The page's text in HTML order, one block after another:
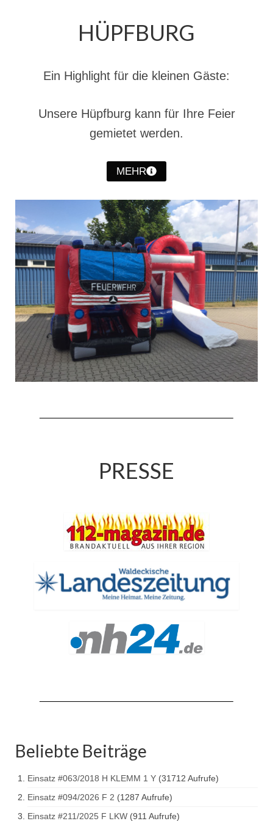
24.03.17 Übergabe ELW
2015 LF 16 „verlässt“ Feuerwehr
historische Fotos
Jahresrückblicke
Jahresrückblick 2016
Jahresrückblick 2017
Jahresrückblick 2018
Jahresrückblick 2019
Jahresrückblick 2020
Jahresrückblick 2021
Jahresrückblick 2022
Jahresrückblick 2023
Tag der offenen Tür 2022
HÜPFBURG
Ein Highlight für die kleinen Gäste:
Unsere Hüpfburg kann für Ihre Feier
gemietet werden.
MEHR
PRESSE
Beliebte Beiträge
Einsatz #063/2018 H KLEMM 1 Y (31712 Aufrufe)
Einsatz #094/2026 F 2 (1287 Aufrufe)
Einsatz #211/2025 F LKW (911 Aufrufe)